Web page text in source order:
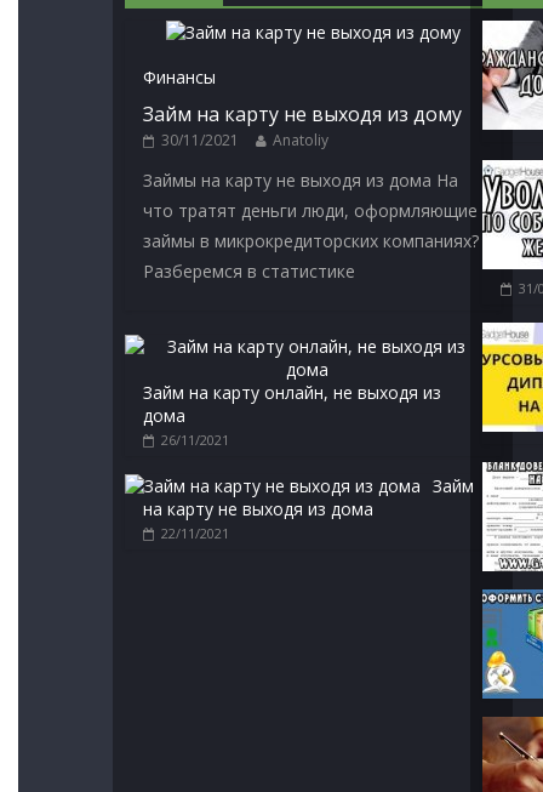
Финансы
Займ на карту не выходя из дому
30/11/2021 Anatoliy
Займы на карту не выходя из дома На
что тратят деньги люди, оформляющие
займы в микрокредиторских компаниях?
Разберемся в статистике
Займ на карту онлайн, не выходя из
дома
26/11/2021
Займ
на карту не выходя из дома
22/11/2021
31/